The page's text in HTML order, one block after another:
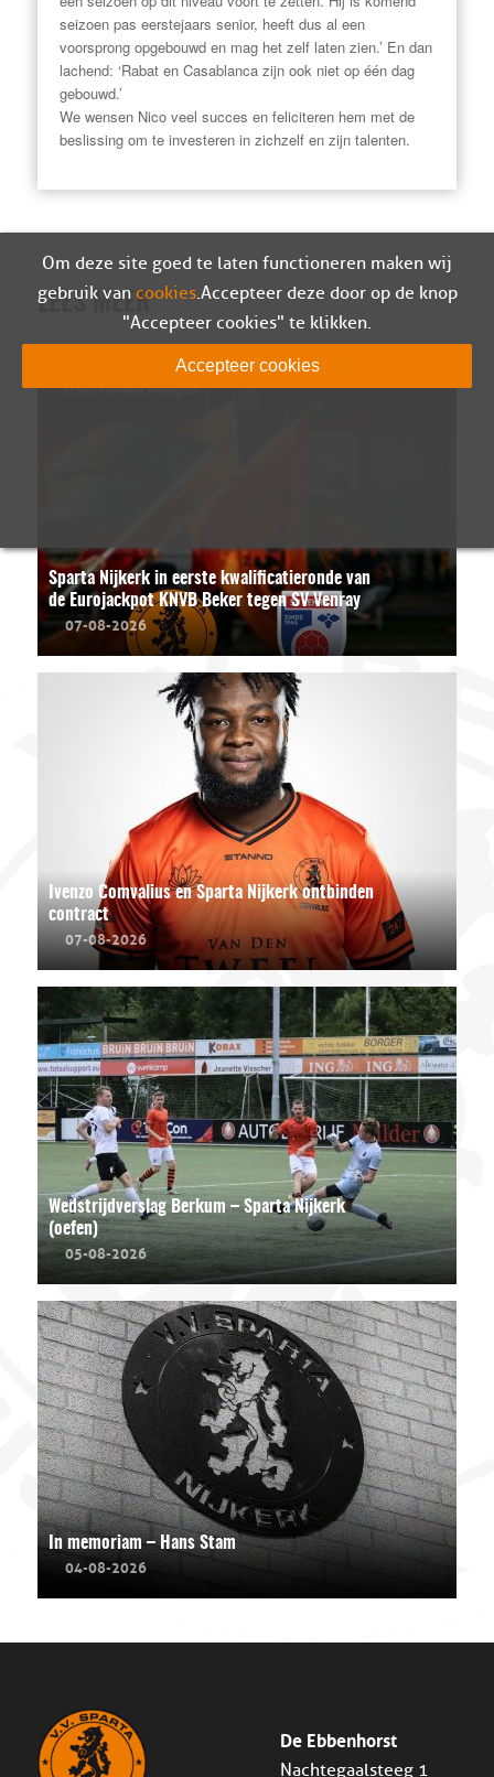
seizoen pas eerstejaars senior, heeft dus al een
voorsprong opgebouwd en mag het zelf laten zien.’ En dan
lachend: ‘Rabat en Casablanca zijn ook niet op één dag
gebouwd.’
We wensen Nico veel succes en feliciteren hem met de
beslissing om te investeren in zichzelf en zijn talenten.
LEES MEER
Sparta Nijkerk in eerste kwalificatieronde van
de Eurojackpot KNVB Beker tegen SV Venray
07-08-2026
Ivenzo Comvalius en Sparta Nijkerk ontbinden
contract
07-08-2026
Wedstrijdverslag Berkum – Sparta Nijkerk
(oefen)
05-08-2026
In memoriam – Hans Stam
04-08-2026
De Ebbenhorst
Nachtegaalsteeg 1
Om deze site goed te laten functioneren maken wij
gebruik van cookies. Accepteer deze door op de knop
"Accepteer cookies" te klikken.
Accepteer cookies